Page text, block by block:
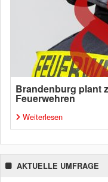
Brandenburg plant
Feuerwehren
Weiterlesen
AKTUELLE UMFRAGE